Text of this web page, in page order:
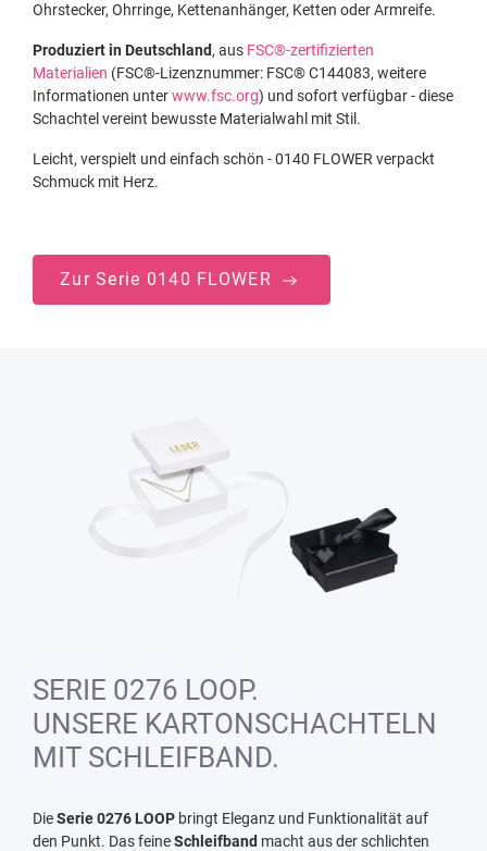
Ohrstecker, Ohrringe, Kettenanhänger, Ketten oder Armreife.
Produziert in Deutschland, aus FSC®-zertifizierten
Materialien (FSC®-Lizenznummer: FSC® C144083, weitere
Informationen unterwww.fsc.org) und sofort verfügbar - diese
Schachtel vereint bewusste Materialwahl mit Stil.
Leicht, verspielt und einfach schön - 0140 FLOWER verpackt
Schmuck mit Herz.
Zur Serie 0140 FLOWER
SERIE 0276 LOOP.
UNSERE KARTONSCHACHTELN
MIT SCHLEIFBAND.
DieSerie 0276 LOOP bringt Eleganz und Funktionalität auf
den Punkt. Das feineSchleifband macht aus der schlichten